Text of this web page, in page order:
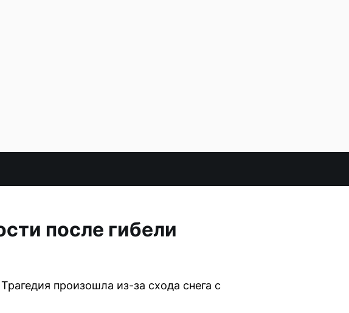
после гибели
произошла из-за схода снега с